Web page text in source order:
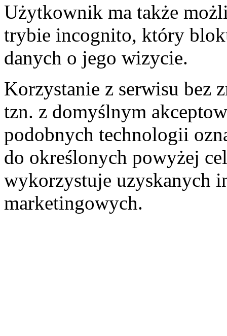
Użytkownik ma także
trybie incognito, który
danych o jego wizycie.
Korzystanie z serwisu bez
tzn. z domyślnym
podobnych technologii
do określonych powyżej
wykorzystuje uzyskanych
marketingowych.